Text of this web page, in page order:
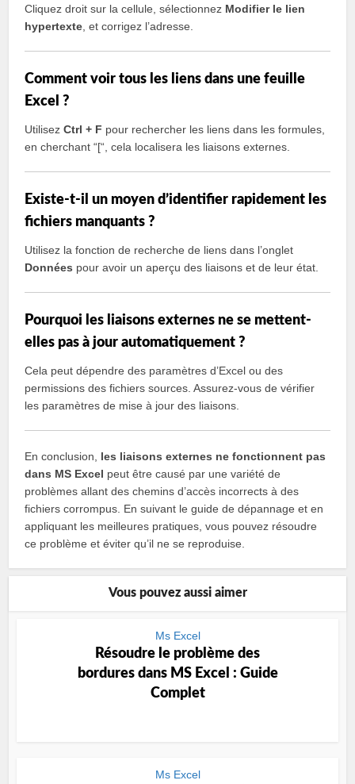
Cliquez droit sur la cellule, sélectionnez Modifier le lien
hypertexte , et corrigez l’adresse.
Comment voir tous les liens dans une feuille
Excel ?
UtilisezCtrl + F pour rechercher les liens dans les formules,
en cherchant “[“, cela localisera les liaisons externes.
Existe-t-il un moyen d’identifier rapidement les
fichiers manquants ?
Utilisez la fonction de recherche de liens dans l’onglet
Données pour avoir un aperçu des liaisons et de leur état.
Pourquoi les liaisons externes ne se mettent-
elles pas à jour automatiquement ?
Cela peut dépendre des paramètres d’Excel ou des
permissions des fichiers sources. Assurez-vous de vérifier
les paramètres de mise à jour des liaisons.
En conclusion, les liaisons externes ne fonctionnent pas
dans MS Excel peut être causé par une variété de
problèmes allant des chemins d’accès incorrects à des
fichiers corrompus. En suivant le guide de dépannage et en
appliquant les meilleures pratiques, vous pouvez résoudre
ce problème et éviter qu’il ne se reproduise.
Vous pouvez aussi aimer
Ms Excel
Résoudre le problème des
bordures dans MS Excel : Guide
Complet
Ms Excel